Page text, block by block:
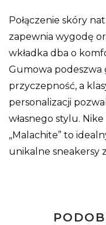
Połączenie skóry
zapewnia wygodę
wkładka dba o
Gumowa
przyczepność, a
personalizacji
własnego stylu.
„Malachite” to
unikalne sneakersy